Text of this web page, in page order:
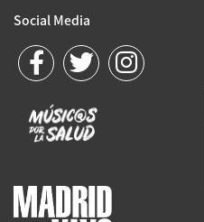
Social Media